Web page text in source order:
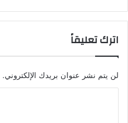
اترك تعليقاً
لن يتم نشر عنوان بريدك الإلكتروني.